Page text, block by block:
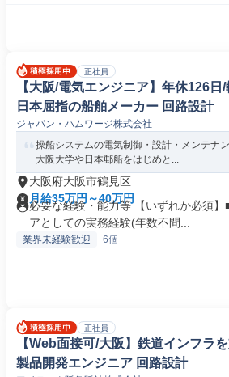
正社員
【大阪/電気エンジニア】年休126
日本屈指の船舶メーカー 回路設計
ジャパン・ハムワージ株式会社
操船システムの電気制御・設計・メンテナ
大阪大学や日本郵船をはじめと...
大阪府大阪市鶴見区
月給35万円～40万円
必要な経験・能力等 【いずれか必須】
アとしての実務経験(年数不問...
業界未経験歓迎 +6個
正社員
【Web面接可/大阪】鉄道インフラ
製品開発エンジニア 回路設計